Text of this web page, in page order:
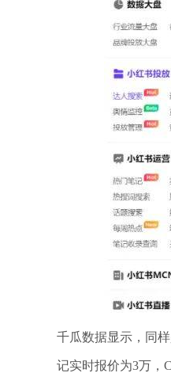
千瓜数据显示，同
记实时报价为3万，